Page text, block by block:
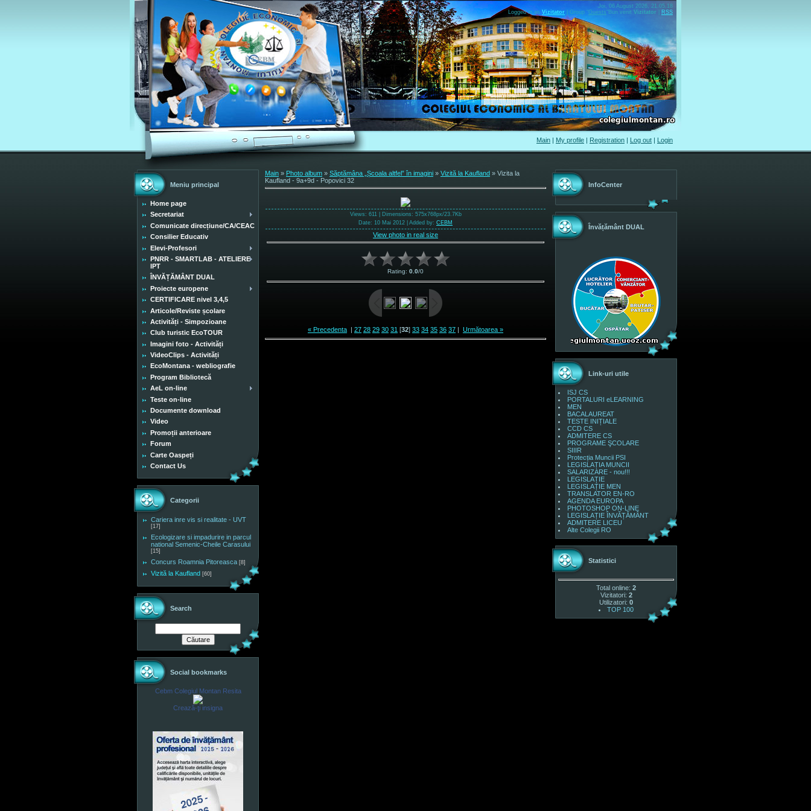
Joi, 06 August 2026, 21.05.18
Logged in as Vizitator Group "Guests" Bun venit Vizitator RSS
Main | My profile | Registration | Log out | Login
Meniu principal
Home page
Secretariat
Comunicate direcțiune/CA/CEAC
Consilier Educativ
Elevi-Profesori
PNRR - SMARTLAB - ATELIERE
IPT
ÎNVĂȚĂMÂNT DUAL
Proiecte europene
CERTIFICARE nivel 3,4,5
Articole/Reviste școlare
Activități - Simpozioane
Club turistic EcoTOUR
Imagini foto - Activități
VideoClips - Activități
EcoMontana - webliografie
Program Bibliotecă
AeL on-line
Teste on-line
Documente download
Video
Promoții anterioare
Forum
Carte Oaspeți
Contact Us
Categorii
Cariera inre vis si realitate - UVT
[17]
Ecologizare si impadurire in parcul
national Semenic-Cheile Carasului
[15]
Concurs Roamnia Pitoreasca [8]
Vizită la Kaufland [60]
Search
Social bookmarks
Cebm Colegiul Montan Resita
Crează-ţi insigna
Main » Photo album » Săptămâna „Școala altfel” în imagini » Vizită la Kaufland » Vizita la
Kaufland - 9a+9d - Popovici 32
Views: 611 | Dimensions: 575x768px/23.7Kb
Date: 10 Mai 2012 | Added by: CEBM
View photo in real size
Rating: 0.0/0
« Precedenta | 27 28 29 30 31 [32] 33 34 35 36 37 | Următoarea »
InfoCenter
Învățământ DUAL
Link-uri utile
ISJ CS
PORTALURI eLEARNING
MEN
BACALAUREAT
TESTE INIȚIALE
CCD CS
ADMITERE CS
PROGRAME ŞCOLARE
SIIIR
Protecția Muncii PSI
LEGISLAȚIA MUNCII
SALARIZARE - nou!!!
LEGISLAȚIE
LEGISLAȚIE MEN
TRANSLATOR EN-RO
AGENDA EUROPA
PHOTOSHOP ON-LINE
LEGISLAȚIE ÎNVĂȚĂMÂNT
ADMITERE LICEU
Alte Colegii RO
Statistici
Total online: 2
Vizitatori: 2
Utilizatori: 0
TOP 100